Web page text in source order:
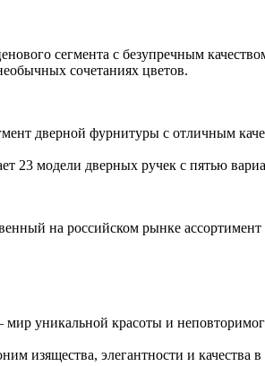
сегмента с безупречным
сочетаниях цветов.
дверной фурнитуры с отличным
23 модели дверных ручек с пятью
на российском рынке
уникальной красоты и
изящества, элегантности и качества